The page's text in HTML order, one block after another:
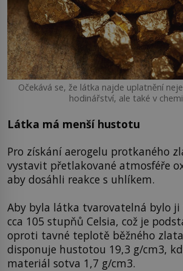
Očekává se, že látka najde uplatnění
hodinářství, ale také v
Látka má menší hustotu
Pro získání aerogelu protkaného
vystavit přetlakované atmosféře
aby dosáhli reakce s uhlíkem.
Aby byla látka tvarovatelná bylo
cca 105 stupňů Celsia, což je
oproti tavné teplotě běžného
disponuje hustotou 19,3 g/cm3,
materiál sotva 1,7 g/cm3.